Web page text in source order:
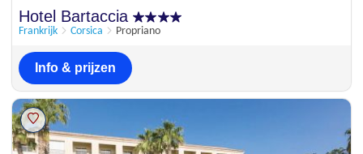
Hotel Bartaccia
Frankrijk Corsica Propriano
Info & prijzen